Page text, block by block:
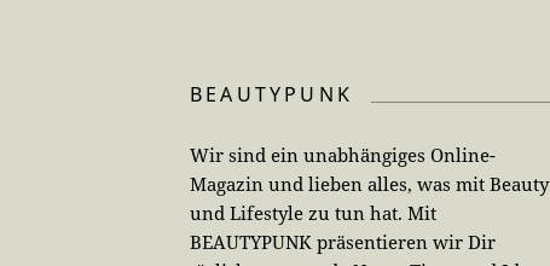
BEAUTYPUNK
Wir sind ein unabhängiges Online-
Magazin und lieben alles, was mit Beauty
und Lifestyle zu tun hat. Mit
BEAUTYPUNK präsentieren wir Dir